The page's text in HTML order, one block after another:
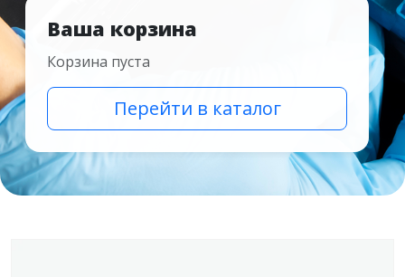
Ваша корзина
Корзина пуста
Перейти в каталог